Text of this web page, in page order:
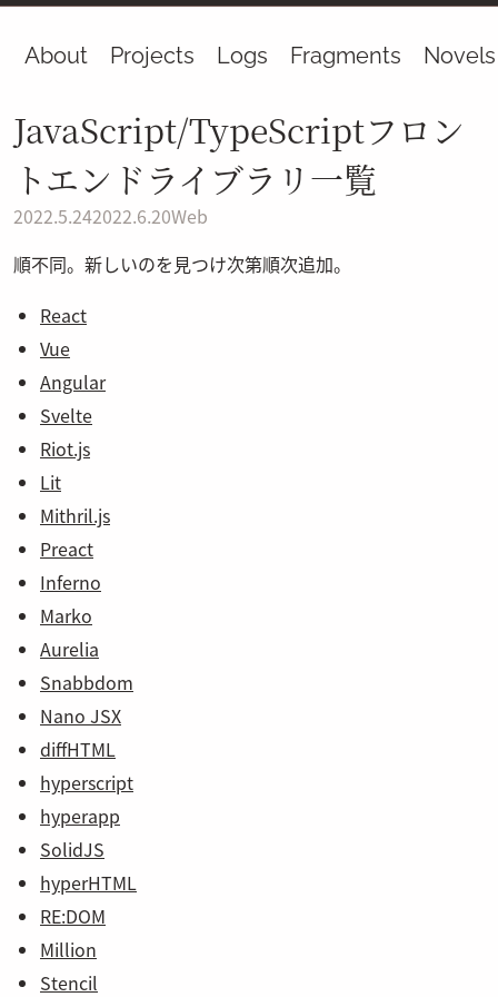
About Projects Logs Fragments Novels
JavaScript/TypeScriptフロン
トエンドライブラリ一覧
2022.5.242022.6.20Web
順不同。新しいのを見つけ次第順次追加。
React
Vue
Angular
Svelte
Riot.js
Lit
Mithril.js
Preact
Inferno
Marko
Aurelia
Snabbdom
Nano JSX
diffHTML
hyperscript
hyperapp
SolidJS
hyperHTML
RE:DOM
Million
Stencil